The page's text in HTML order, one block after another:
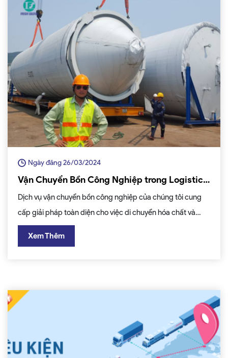
Ngày đăng 26/03/2024
Vận Chuyển Bồn Công Nghiệp trong Logistics:
Giải Pháp Toàn Diện Cho An Toàn và Hiệu
Quả
Dịch vụ vận chuyển bồn công nghiệp của chúng tôi cung
cấp giải pháp toàn diện cho việc di chuyển hóa chất và
chất lỏng nguy hiểm trong ngành logistics. Với đội ngũ
nghiệm dịch vụ chất lượng hàng đầu.
Xem Thêm